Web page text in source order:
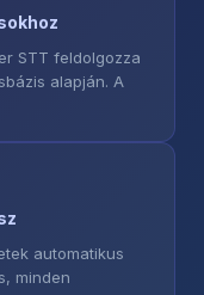
STT feldolgozza
alapján. A
automatikus
minden